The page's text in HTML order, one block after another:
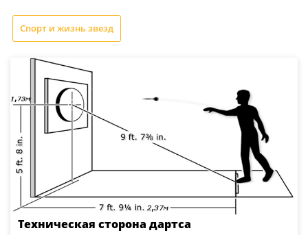
Спорт и жизнь звезд
Техническая сторона дартса